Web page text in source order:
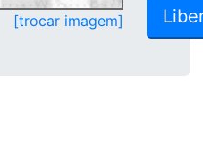
[trocar imagem]